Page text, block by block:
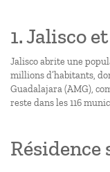
1. Jalisco
Jalisco abrite une
millions d’habitants,
Guadalajara (AMG),
reste dans les 116
Résidence